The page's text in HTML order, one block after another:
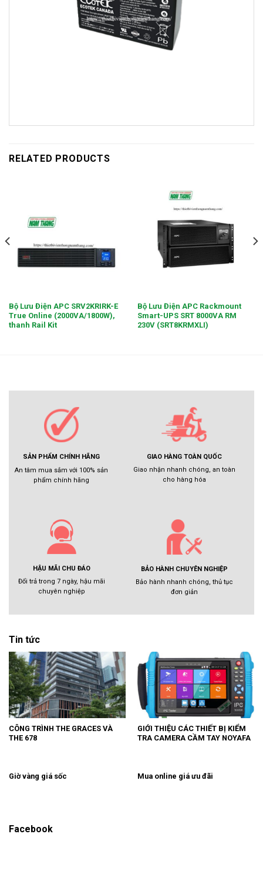
RELATED PRODUCTS
Bộ Lưu Điện APC SRV2KRIRK-E
True Online (2000VA/1800W),
thanh Rail Kit
Bộ Lưu Điện APC Rackmount
Smart-UPS SRT 8000VA RM
230V (SRT8KRMXLI)
SẢN PHẨM CHÍNH HÃNG
An tâm mua sắm với 100% sản
phẩm chính hãng
GIAO HÀNG TOÀN QUỐC
Giao nhận nhanh chóng, an toàn
cho hàng hóa
HẬU MÃI CHU ĐÁO
Đổi trả trong 7 ngày, hậu mãi
chuyên nghiệp
BẢO HÀNH CHUYÊN NGHIỆP
Bảo hành nhanh chóng, thủ tục
đơn giản
Tin tức
CÔNG TRÌNH THE GRACES VÀ
THE 678
GIỚI THIỆU CÁC THIẾT BỊ KIỂM
TRA CAMERA CẦM TAY NOYAFA
Giờ vàng giá sốc Mua online giá ưu đãi
Facebook